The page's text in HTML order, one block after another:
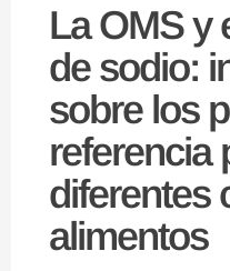
La OMS y
de sodio:
sobre los
referencia
diferentes
alimentos